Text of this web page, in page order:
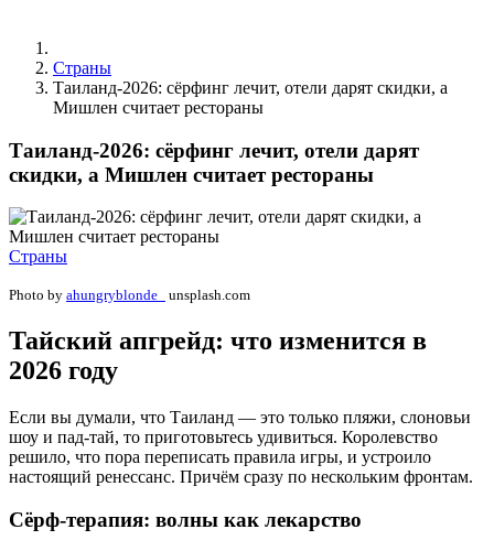
Страны
Таиланд-2026: сёрфинг лечит, отели дарят скидки, а
Мишлен считает рестораны
Таиланд-2026: сёрфинг лечит, отели дарят
скидки, а Мишлен считает рестораны
Страны
Photo by ahungryblonde_ unsplash.com
Тайский апгрейд: что изменится в
2026 году
Если вы думали, что Таиланд — это только пляжи, слоновьи
шоу и пад-тай, то приготовьтесь удивиться. Королевство
решило, что пора переписать правила игры, и устроило
настоящий ренессанс. Причём сразу по нескольким фронтам.
Сёрф-терапия: волны как лекарство